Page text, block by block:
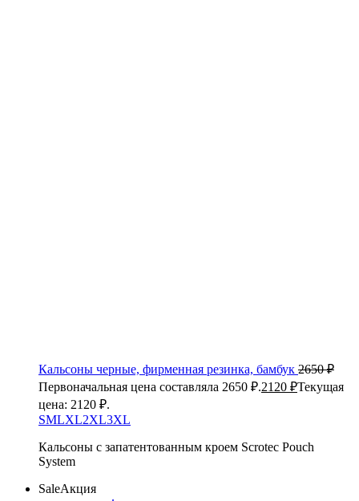
Кальсоны черные, фирменная резинка, бамбук 2650₽
Первоначальная цена составляла 2650 ₽.2120 ₽Текущая
цена: 2120 ₽.
SMLXL2XL3XL
Кальсоны с запатентованным кроем Scrotec Pouch
System
SaleАкция